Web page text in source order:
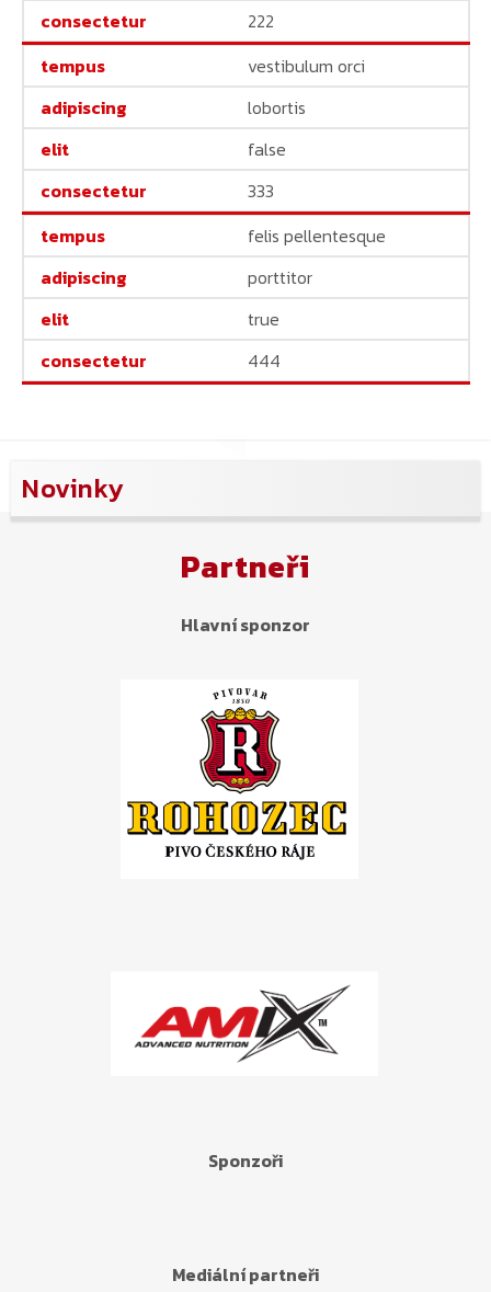
222
vestibulum orci
lobortis
false
333
felis pellentesque
porttitor
true
444
Novinky
Partneři
Hlavní sponzor
Sponzoři
Mediální partneři